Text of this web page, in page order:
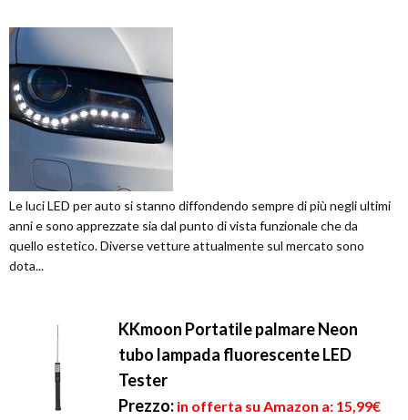
Le luci LED per auto si stanno diffondendo sempre di più negli ultimi
anni e sono apprezzate sia dal punto di vista funzionale che da
quello estetico. Diverse vetture attualmente sul mercato sono
dota...
KKmoon Portatile palmare Neon
tubo lampada fluorescente LED
Tester
Prezzo: in offerta su Amazon a: 15,99€